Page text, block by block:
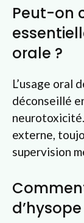
Peut-on
orale ?
L’usage oral
déconseillé
externe,
supervision